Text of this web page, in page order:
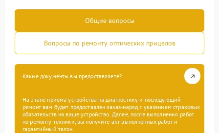
Общие вопросы
Вопросы по ремонту оптических прицелов
Какие документы вы предоставляете?
На этапе приема устройства на диагностику и последующий
ремонт вам будет предоставлен заказ-наряд с указанием страховых
обязательств на ваше устройство. Далее, после выполнения работ
по ремонту техники, вы получите акт выполненных работ и
гарантийный талон.